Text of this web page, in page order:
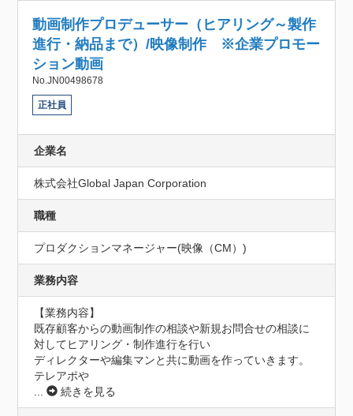
動画制作プロデューサー（ヒアリング～製作
進行・納品まで）/映像制作 ※企業プロモー
ション動画
No.JN00498678
正社員
企業名
株式会社Global Japan Corporation
職種
プロダクションマネージャー(映像（CM）)
業務内容
【業務内容】
既存顧客からの動画制作の相談や新規お問合せの相談に
対してヒアリング・制作進行を行い
ディレクターや編集マンと共に動画を作っていきます。
テレアポや
...
続きを見る